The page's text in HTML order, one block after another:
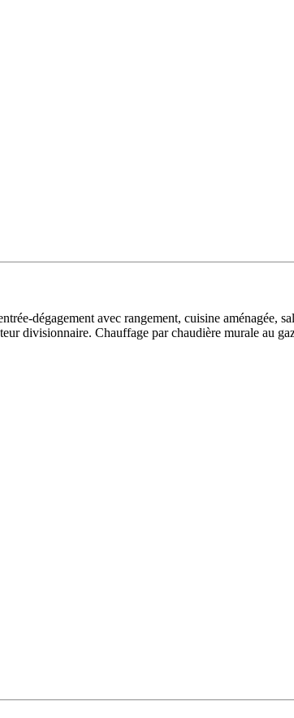
dégagement avec rangement, cuisine aménagée,
divisionnaire. Chauffage par chaudière murale au